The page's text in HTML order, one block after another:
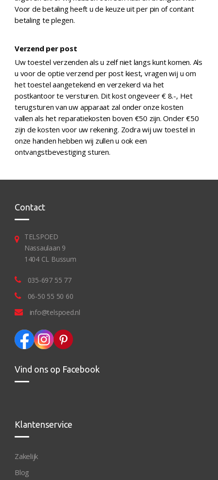
Voor de betaling heeft u de keuze uit per pin of contant
betaling te plegen.
Verzend per post
Uw toestel verzenden als u zelf niet langs kunt komen. Als
u voor de optie verzend per post kiest, vragen wij u om
het toestel aangetekend en verzekerd via het
postkantoor te versturen. Dit kost ongeveer € 8.-, Het
terugsturen van uw apparaat zal onder onze kosten
vallen als het reparatiekosten boven €50 zijn. Onder €50
zijn de kosten voor uw rekening. Zodra wij uw toestel in
onze handen hebben wij zullen u ook een
ontvangstbevestiging sturen.
Contact
TELSPOED
Nassaulaan 9
1404 CL Bussum
035-697 55 77
06-50 55 50 60
info@telspoed.nl
Vind ons op Facebook
Klantenservice
Zakelijk
Blog